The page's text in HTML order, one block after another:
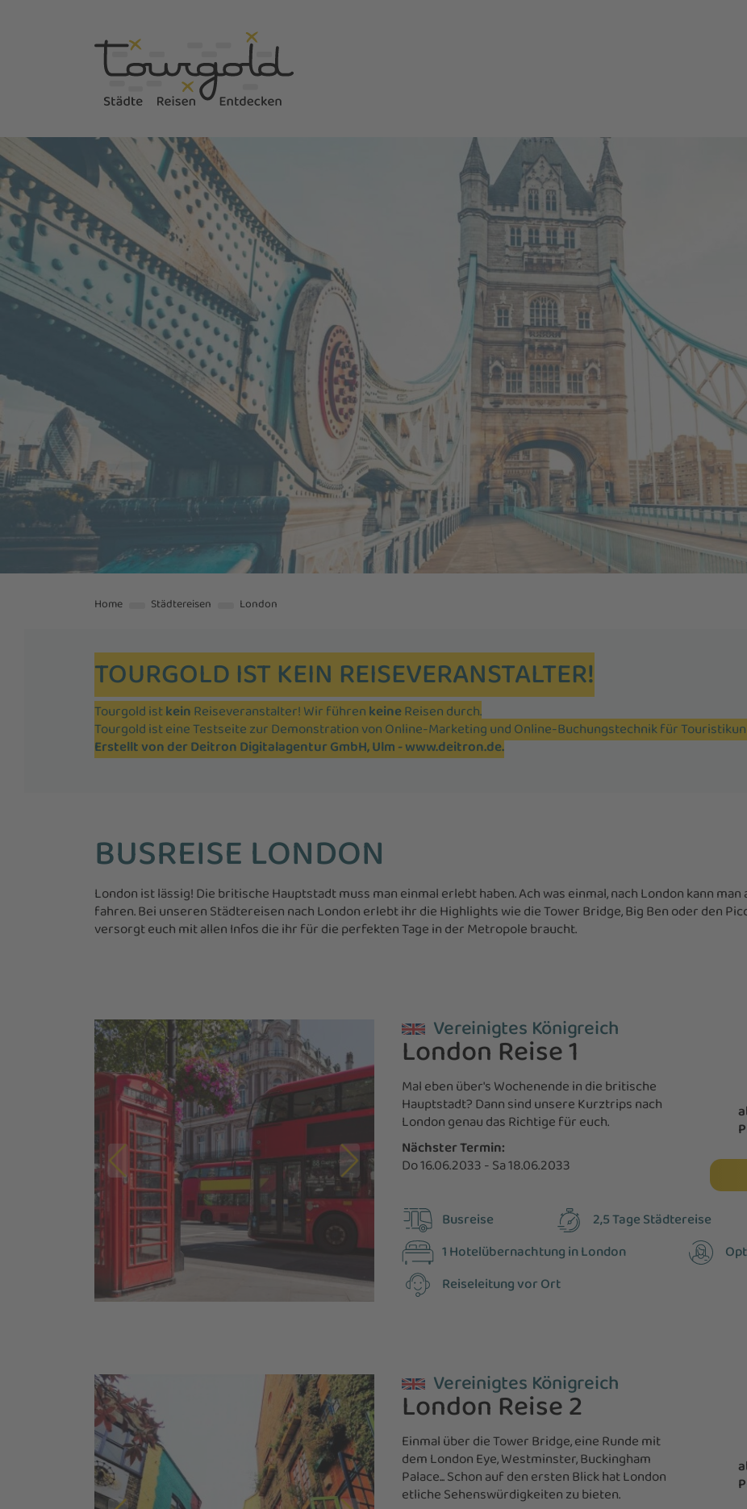
Home Städtereisen London
TOURGOLD IST KEIN REISEVERANSTALTER!
Tourgold istkeinReiseveranstalter! Wir führenkeineReisen durch.
Tourgold ist eine Testseite zur Demonstration von Online-Marketing und Online-Buchungstechnik für
Erstellt von der Deitron Digitalagentur GmbH, Ulm -www.deitron.de.
BUSREISE LONDON
London ist lässig! Die britische Hauptstadt muss man einmal erlebt haben. Ach was einmal, nach London kann
fahren. Bei unseren Städtereisen nach London erlebt ihr die Highlights wie die Tower Bridge, Big Ben oder den
versorgt euch mit allen Infos die ihr für die perfekten Tage in der Metropole braucht.
Vereinigtes Königreich
London Reise 1
Mal eben über's Wochenende in die britische
Hauptstadt? Dann sind unsere Kurztrips nach
London genau das Richtige für euch.
Nächster Termin:
Do 16.06.2033 - Sa 18.06.2033
Busreise
2,5 Tage Städtereise
1 Hotelübernachtung in London
Reiseleitung vor Ort
Vereinigtes Königreich
London Reise 2
Einmal über die Tower Bridge, eine Runde mit
dem London Eye, Westminster, Buckingham
Palace... Schon auf den ersten Blick hat London
etliche Sehenswürdigkeiten zu bieten.